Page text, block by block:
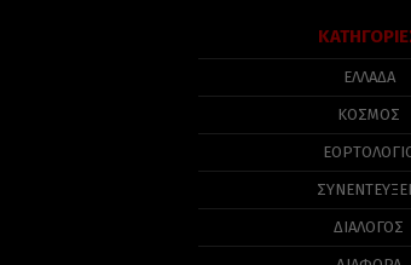
ΕΛΛΑΔΑ
ΚΟΣΜΟΣ
ΔΙΑΛΟΓΟΣ